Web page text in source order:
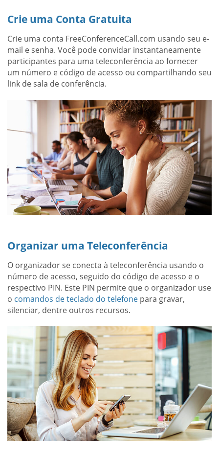
Crie uma Conta Gratuita
Crie uma conta FreeConferenceCall.com usando seu e-
mail e senha. Você pode convidar instantaneamente
participantes para uma teleconferência ao fornecer
um número e código de acesso ou compartilhando seu
link de sala de conferência.
Organizar uma Teleconferência
O organizador se conecta à teleconferência usando o
número de acesso, seguido do código de acesso e o
respectivo PIN. Este PIN permite que o organizador use
o comandos de teclado do telefone para gravar,
silenciar, dentre outros recursos.